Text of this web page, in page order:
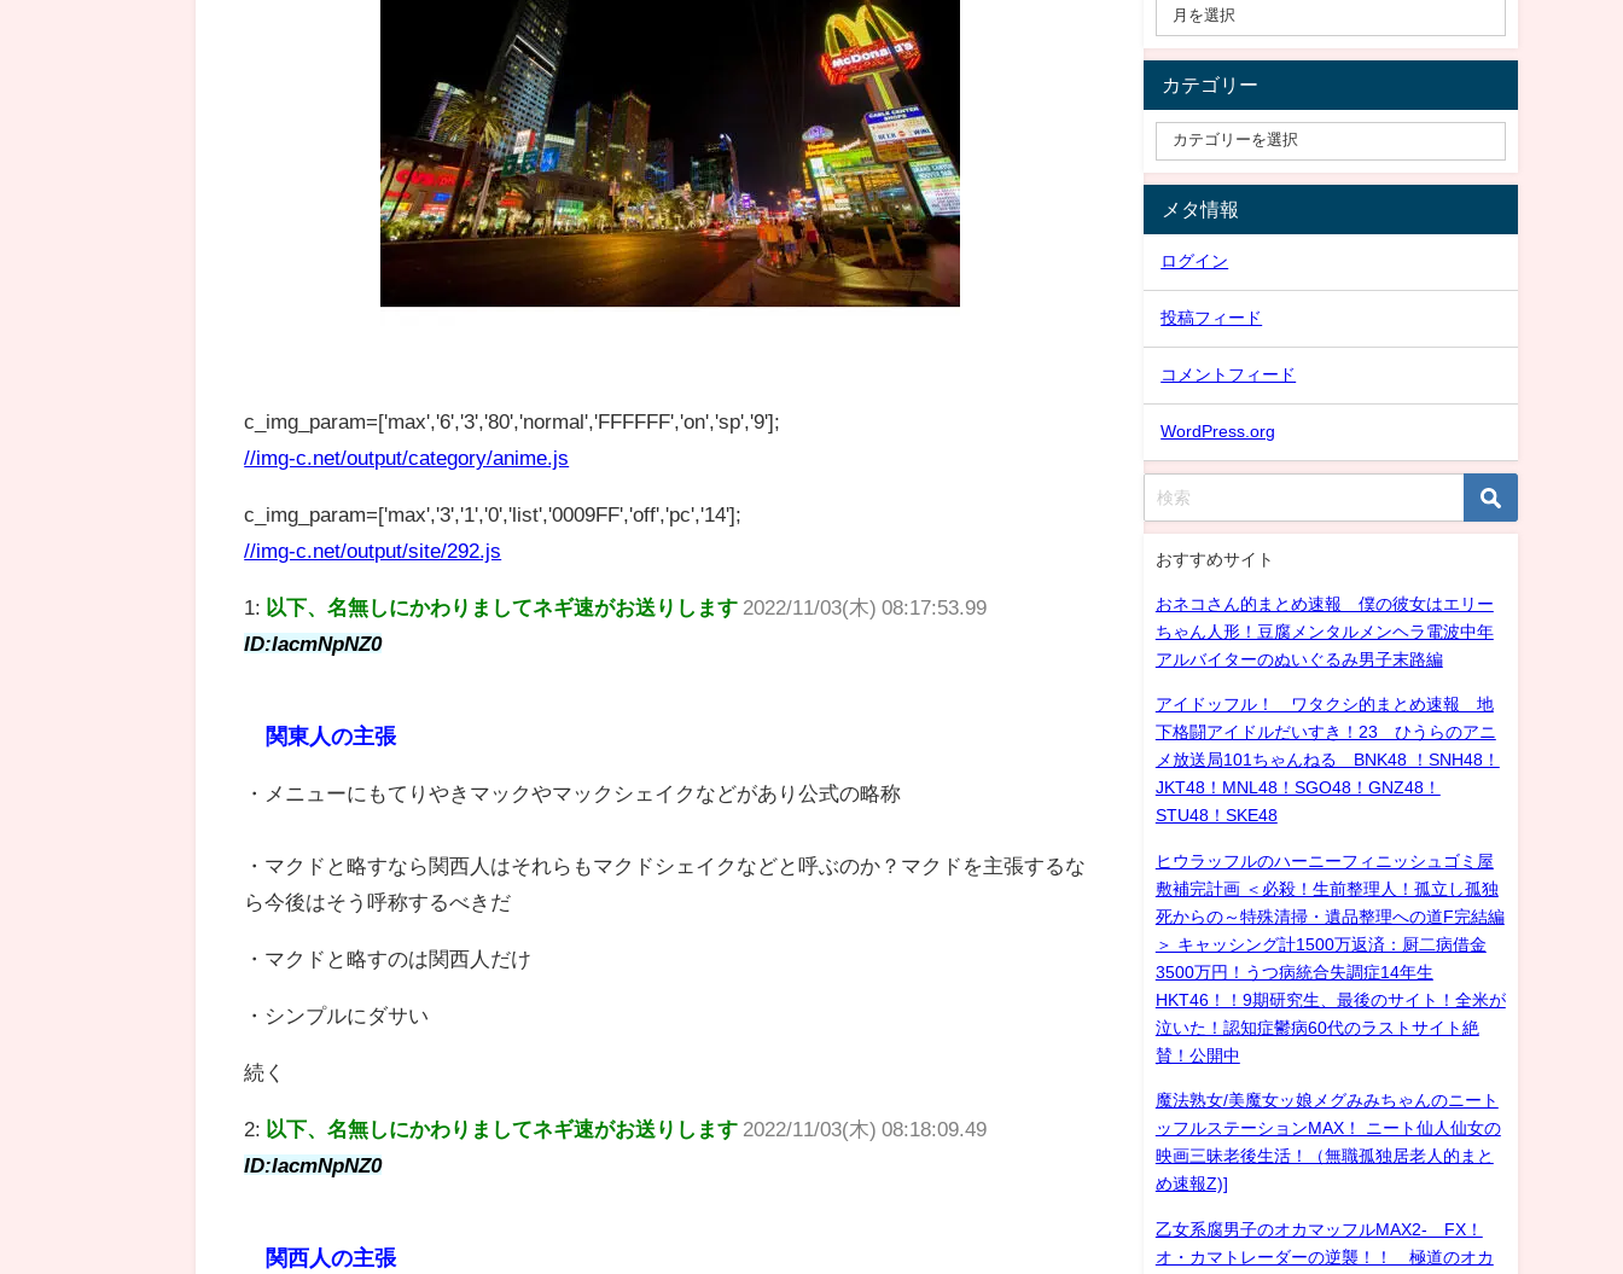
c_img_param=['max','6','3','80','normal','FFFFFF','on','sp','9'];
//img-c.net/output/category/anime.js
c_img_param=['max','3','1','0','list','0009FF','off','pc','14'];
//img-c.net/output/site/292.js
1: 以下、名無しにかわりましてネギ速がお送りします 2022/11/03(木) 08:17:53.99
ID:IacmNpNZ0
関東人の主張
・メニューにもてりやきマックやマックシェイクなどがあり公式の略称
・マクドと略すなら関西人はそれらもマクドシェイクなどと呼ぶのか？マクドを主張するな
ら今後はそう呼称するべきだ
・マクドと略すのは関西人だけ
・シンプルにダサい
続く
2: 以下、名無しにかわりましてネギ速がお送りします 2022/11/03(木) 08:18:09.49
ID:IacmNpNZ0
関西人の主張
カテゴリー
メタ情報
ログイン
投稿フィード
コメントフィード
WordPress.org
おすすめサイト
おネコさん的まとめ速報 僕の彼女はエリー
ちゃん人形！豆腐メンタルメンヘラ電波中年
アルバイターのぬいぐるみ男子末路編
アイドッフル！ ワタクシ的まとめ速報 地
下格闘アイドルだいすき！23 ひうらのアニ
メ放送局101ちゃんねる BNK48 ！SNH48！
JKT48！MNL48！SGO48！GNZ48！
STU48！SKE48
ヒウラッフルのハーニーフィニッシュゴミ屋
敷補完計画 ＜必殺！生前整理人！孤立し孤独
死からの～特殊清掃・遺品整理への道F完結編
＞ キャッシング計1500万返済：厨二病借金
3500万円！うつ病統合失調症14年生
HKT46！！9期研究生、最後のサイト！全米が
泣いた！認知症鬱病60代のラストサイト絶
賛！公開中
魔法熟女/美魔女ッ娘メグみみちゃんのニート
ッフルステーションMAX！ ニート仙人仙女の
映画三昧老後生活！（無職孤独居老人的まと
め速報Z)]
乙女系腐男子のオカマッフルMAX2- FX！
オ・カマトレーダーの逆襲！！ 極道のオカ